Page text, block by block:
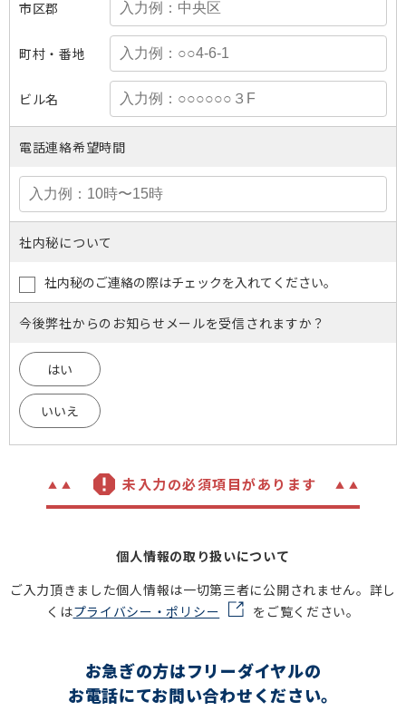
市区郡
町村・番地
ビル名
電話連絡希望時間
社内秘について
社内秘のご連絡の際はチェックを入れてください。
今後弊社からのお知らせメールを受信されますか？
はい
いいえ
未入力の必須項目があります
個人情報の取り扱いについて
ご入力頂きました個人情報は一切第三者に公開されません。詳し
くはプライバシー・ポリシー をご覧ください。
お急ぎの方はフリーダイヤルの
お電話にてお問い合わせください。